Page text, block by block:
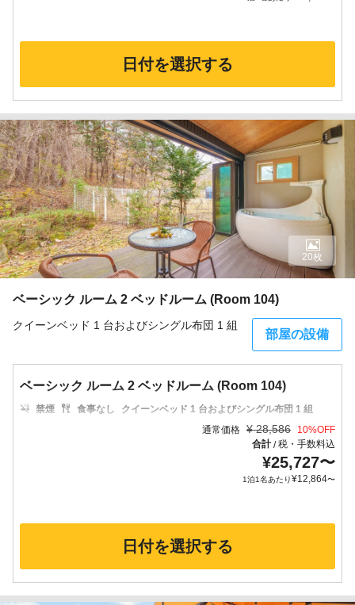
日付を選択する
ベーシック ルーム 2 ベッドルーム (Room 104)
クイーンベッド 1 台およびシングル布団 1 組
部屋の設備
20枚
ベーシック ルーム 2 ベッドルーム (Room 104)
禁煙 食事なし
クイーンベッド 1 台およびシングル布団 1 組
通常価格 ¥ 28,586 10%OFF
合計/税・手数料込
¥25,727〜
1泊1名あたり¥12,864〜
日付を選択する